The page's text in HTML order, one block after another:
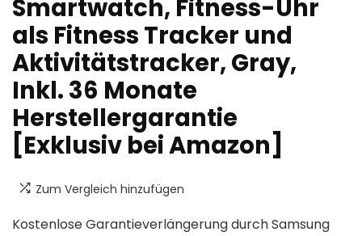
Smartwatch, Fitness-Uhr
als Fitness Tracker und
Aktivitätstracker, Gray,
Inkl. 36 Monate
Herstellergarantie
[Exklusiv bei Amazon]
Zum Vergleich hinzufügen
Kostenlose Garantieverlängerung durch Samsung